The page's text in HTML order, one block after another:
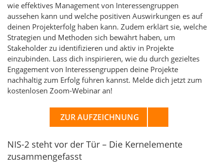
wie effektives Management von Interessengruppen
aussehen kann und welche positiven Auswirkungen es auf
deinen Projekterfolg haben kann. Zudem erklärt sie, welche
Strategien und Methoden sich bewährt haben, um
Stakeholder zu identifizieren und aktiv in Projekte
einzubinden. Lass dich inspirieren, wie du durch gezieltes
Engagement von Interessengruppen deine Projekte
nachhaltig zum Erfolg führen kannst. Melde dich jetzt zum
kostenlosen Zoom-Webinar an!
ZUR AUFZEICHNUNG
NIS-2 steht vor der Tür – Die Kernelemente
zusammengefasst